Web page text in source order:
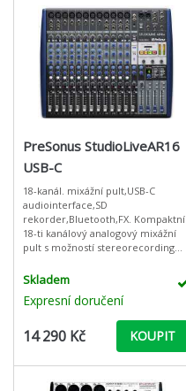
PreSonus StudioLiveAR16
USB-C
18-kanál. mixážní pult,USB-C
audiointerface,SD
rekorder,Bluetooth,FX. Kompaktní
18-ti kanálový analogový mixážní
pult s možností stereorecordingu
pomocí USB-C18-ti kanálový
Skladem
Expresní doručení
14 290 Kč KOUPIT